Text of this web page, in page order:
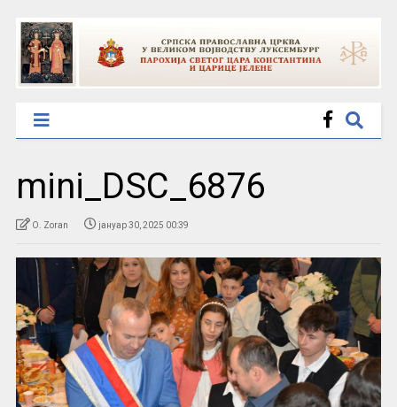
mini_DSC_6876
O. Zoran јануар 30, 2025 00:39